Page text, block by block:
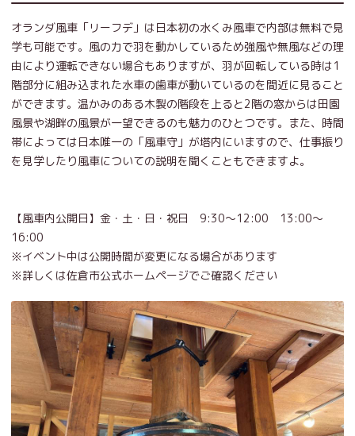
オランダ風車「リーフデ」は日本初の水くみ風車で内部は無料で見
学も可能です。風の力で羽を動かしているため強風や無風などの理
由により運転できない場合もありますが、羽が回転している時は1
階部分に組み込まれた水車の歯車が動いているのを間近に見ること
ができます。温かみのある木製の階段を上ると2階の窓からは田園
風景や湖畔の風景が一望できるのも魅力のひとつです。また、時間
帯によっては日本唯一の「風車守」が塔内にいますので、仕事振り
を見学したり風車についての説明を聞くこともできますよ。
【風車内公開日】金・土・日・祝日 9:30～12:00 13:00～
16:00
※イベント中は公開時間が変更になる場合があります
※詳しくは佐倉市公式ホームページでご確認ください